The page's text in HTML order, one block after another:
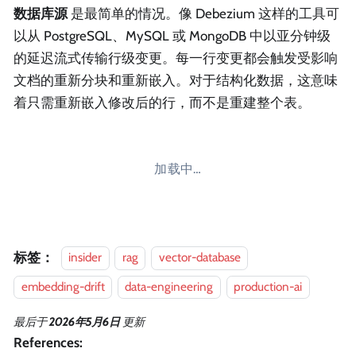
数据库源是最简单的情况。像 Debezium 这样的工具可
以从 PostgreSQL、MySQL 或 MongoDB 中以亚分钟级
的延迟流式传输行级变更。每一行变更都会触发受影响
文档的重新分块和重新嵌入。对于结构化数据，这意味
着只需重新嵌入修改后的行，而不是重建整个表。
加载中…
标签： insider rag
vector-database
embedding-drift
data-engineering production-ai
最后于2026年5月6日 更新
References: